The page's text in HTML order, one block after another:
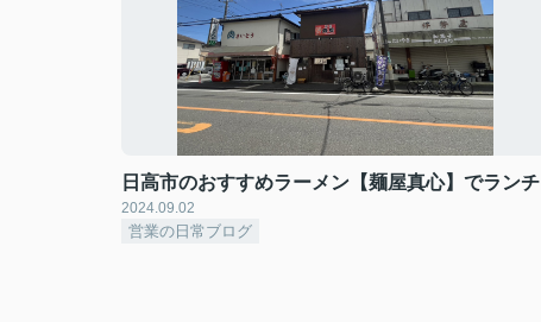
日高市のおすすめラーメン【麺屋真心】でランチ
2024.09.02
営業の日常ブログ